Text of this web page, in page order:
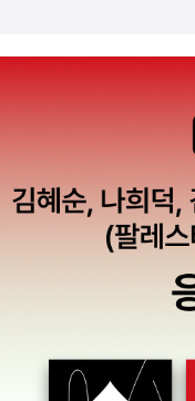
44년 8~9월에 쓴 「점거
활동을 돌아보는 기록이
센터는 남매의 어린 시절
33년 개인전을 열었으며
연 곳이기도 하다. 소설
작업물은 마치 한 사람이
가 하는 묘사는 박한일의